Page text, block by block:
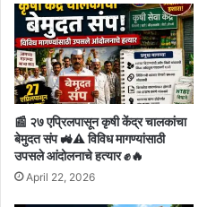
📰 २७ एप्रिलपासून कृषी केंद्र चालकांचा
बेमुदत संप 🚜⚠️ विविध मागण्यांसाठी
उपसले आंदोलनाचे हत्यार ✊🔥
April 22, 2026